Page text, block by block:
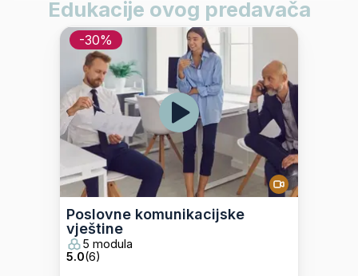
Edukacije ovog predavača
-30%
Poslovne komunikacijske
vještine
5 modula
5.0(6)